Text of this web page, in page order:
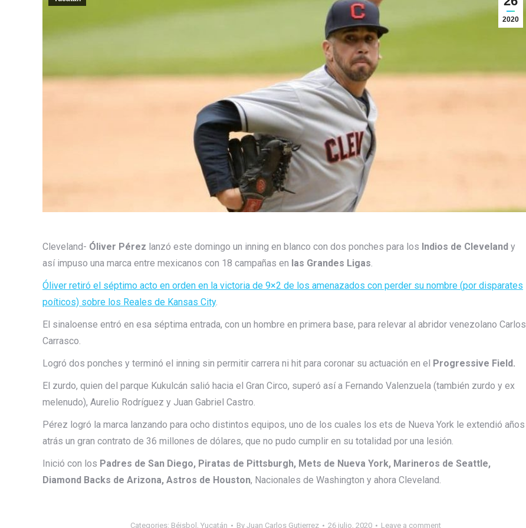
2020
Cleveland- Óliver Pérez lanzó este domingo un inning en blanco con dos ponches para los Indios de Cleveland y
así impuso una marca entre mexicanos con 18 campañas en las Grandes Ligas.
Óliver retiró el séptimo acto en orden en la victoria de 9×2 de los amenazados con perder su nombre (por disparates
poíticos) sobre los Reales de Kansas City.
El sinaloense entró en esa séptima entrada, con un hombre en primera base, para relevar al abridor venezolano Carlos
Carrasco.
Logró dos ponches y terminó el inning sin permitir carrera ni hit para coronar su actuación en el
Progressive Field.
El zurdo, quien del parque Kukulcán salió hacia el Gran Circo, superó así a Fernando Valenzuela (también zurdo y ex
melenudo), Aurelio Rodríguez y Juan Gabriel Castro.
Pérez logró la marca lanzando para ocho distintos equipos, uno de los cuales los ets de Nueva York le extendió años
atrás un gran contrato de 36 millones de dólares, que no pudo cumplir en su totalidad por una lesión.
Inició con los Padres de San Diego, Piratas de Pittsburgh, Mets de Nueva York, Marineros de Seattle,
Diamond Backs de Arizona, Astros de Houston, Nacionales de Washington y ahora Cleveland.
Categories: Béisbol , Yucatán By Juan Carlos Gutierrez 26 julio, 2020 Leave a comment